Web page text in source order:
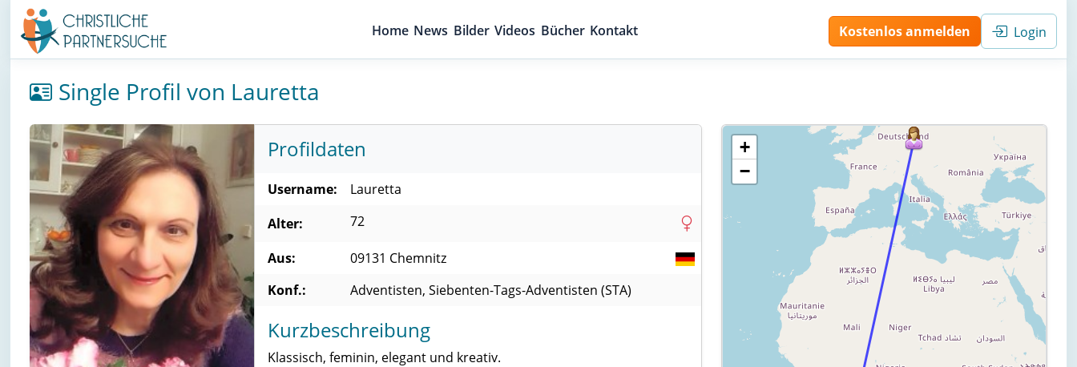
Home News Bilder Videos Bücher Kontakt Kostenlos anmelden Login
Single Profil von Lauretta
Profildaten
Username:
Lauretta
Alter:
72
Aus: 09131 Chemnitz
Konf.:
Adventisten, Siebenten-Tags-Adventisten (STA)
Kurzbeschreibung
Klassisch, feminin, elegant und kreativ.
+
−